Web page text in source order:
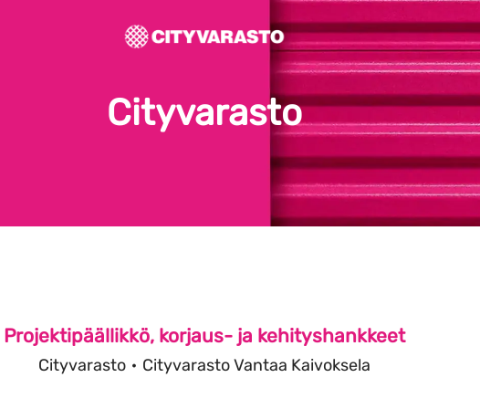
Cityvarasto
Projektipäällikkö, korjaus- ja kehityshankkeet
Cityvarasto · Cityvarasto Vantaa Kaivoksela